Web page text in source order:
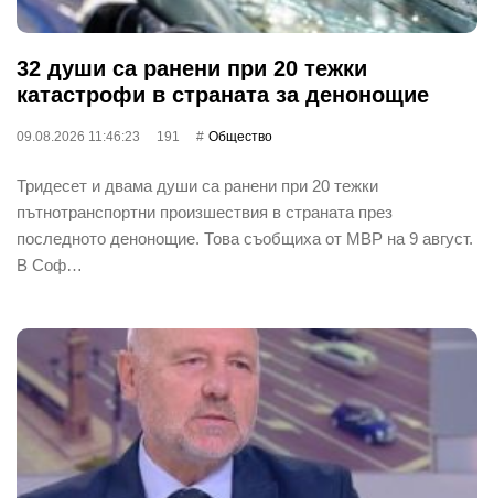
32 души са ранени при 20 тежки
катастрофи в страната за денонощие
09.08.2026 11:46:23 191 Общество
Тридесет и двама души са ранени при 20 тежки
пътнотранспортни произшествия в страната през
последното денонощие. Това съобщиха от МВР на 9 август.
В Соф…